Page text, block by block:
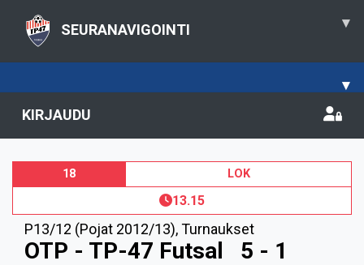
SEURANAVIGOINTI ▾
▾
KIRJAUDU
18 LOK
13.15
P13/12 (Pojat 2012/13),Turnaukset
OTP - TP-47 Futsal 5 - 1